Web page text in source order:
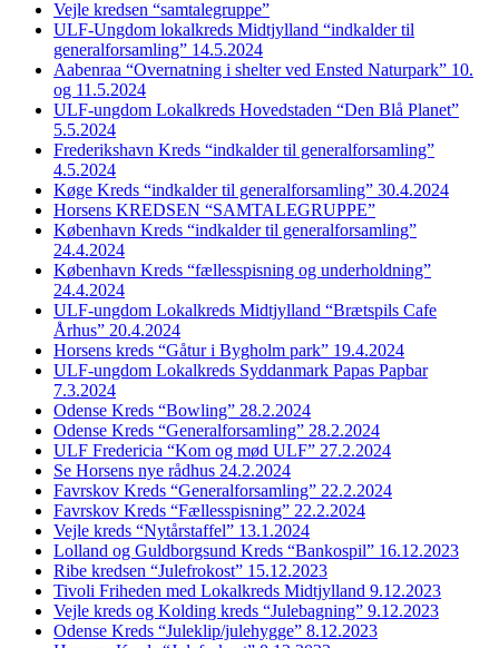
Vejle kredsen “samtalegruppe”
ULF-Ungdom lokalkreds Midtjylland “indkalder til
generalforsamling” 14.5.2024
Aabenraa “Overnatning i shelter ved Ensted Naturpark” 10.
og 11.5.2024
ULF-ungdom Lokalkreds Hovedstaden “Den Blå Planet”
5.5.2024
Frederikshavn Kreds “indkalder til generalforsamling”
4.5.2024
Køge Kreds “indkalder til generalforsamling” 30.4.2024
Horsens KREDSEN “SAMTALEGRUPPE”
København Kreds “indkalder til generalforsamling”
24.4.2024
København Kreds “fællesspisning og underholdning”
24.4.2024
ULF-ungdom Lokalkreds Midtjylland “Brætspils Cafe
Århus” 20.4.2024
Horsens kreds “Gåtur i Bygholm park” 19.4.2024
ULF-ungdom Lokalkreds Syddanmark Papas Papbar
7.3.2024
Odense Kreds “Bowling” 28.2.2024
Odense Kreds “Generalforsamling” 28.2.2024
ULF Fredericia “Kom og mød ULF” 27.2.2024
Se Horsens nye rådhus 24.2.2024
Favrskov Kreds “Generalforsamling” 22.2.2024
Favrskov Kreds “Fællesspisning” 22.2.2024
Vejle kreds “Nytårstaffel” 13.1.2024
Lolland og Guldborgsund Kreds “Bankospil” 16.12.2023
Ribe kredsen “Julefrokost” 15.12.2023
Tivoli Friheden med Lokalkreds Midtjylland 9.12.2023
Vejle kreds og Kolding kreds “Julebagning” 9.12.2023
Odense Kreds “Juleklip/julehygge” 8.12.2023